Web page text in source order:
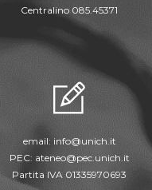
Centralino 085.45371
email: info@unich.it
PEC: ateneo@pec.unich.it
Partita IVA 01335970693